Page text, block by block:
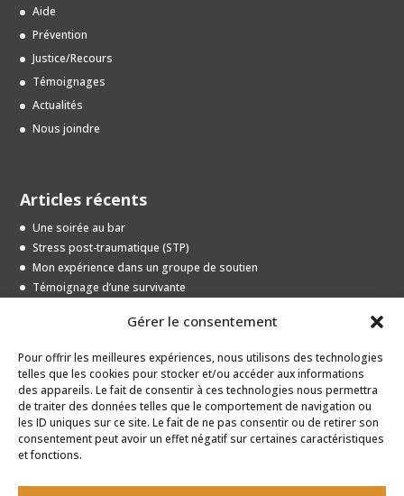
Gérer le consentement
Pour offrir les meilleures expériences, nous utilisons des technologies
telles que les cookies pour stocker et/ou accéder aux informations
des appareils. Le fait de consentir à ces technologies nous permettra
de traiter des données telles que le comportement de navigation ou
les ID uniques sur ce site. Le fait de ne pas consentir ou de retirer son
consentement peut avoir un effet négatif sur certaines caractéristiques
et fonctions.
Aide
Prévention
Justice/Recours
Témoignages
Actualités
Nous joindre
Articles récents
Une soirée au bar
Stress post-traumatique (STP)
Mon expérience dans un groupe de soutien
Témoignage d’une survivante
Archives
Archives